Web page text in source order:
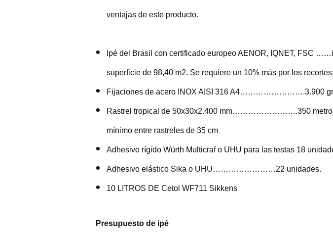
ventajas de este producto.
Ipé del Brasil con certificado europeo AENOR, IQNET, FSC
superficie de 98,40 m2. Se requiere un 10% más por los
Fijaciones de acero INOX AISI 316 A4…………………….3.900
Rastrel tropical de 50x30x2.400 mm…………………….350
mínimo entre rastreles de 35 cm
Adhesivo rígido Würth Multicraf o UHU para las testas 18
Adhesivo elástico Sika o UHU……………………22 unidades.
10 LITROS DE Cetol WF711 Sikkens
Presupuesto de ipé